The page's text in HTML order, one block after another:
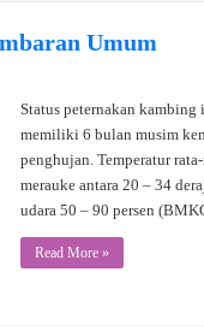
Umum
Status peternakan kambing
memiliki 6 bulan musim
penghujan. Temperatur
merauke antara 20 – 34
udara 50 – 90 persen
Read More »